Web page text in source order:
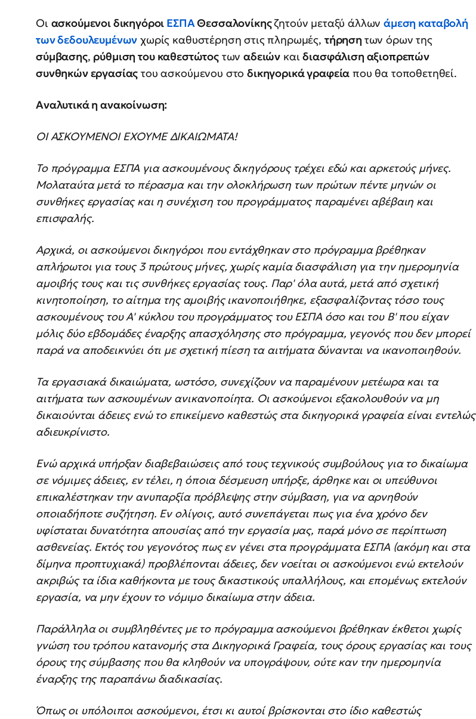
Οι ασκούμενοι δικηγόροι ΕΣΠΑΘεσσαλονίκηςζητούν μεταξύ άλλωνάμεση καταβολή
των δεδουλευμένων χωρίς καθυστέρηση στις πληρωμές, τήρηση των όρων της
σύμβασης, ρύθμιση του καθεστώτοςτωναδειών καιδιασφάλιση αξιοπρεπών
συνθηκών εργασίας του ασκούμενου στοδικηγορικά γραφεία που θα τοποθετηθεί.
Αναλυτικά η ανακοίνωση:
ΟΙ ΑΣΚΟΥΜΕΝΟΙ ΕΧΟΥΜΕ ΔΙΚΑΙΩΜΑΤΑ!
Το πρόγραμμα ΕΣΠΑ για ασκουμένους δικηγόρους τρέχει εδώ και αρκετούς μήνες.
Μολαταύτα μετά το πέρασμα και την ολοκλήρωση των πρώτων πέντε μηνών οι
συνθήκες εργασίας και η συνέχιση του προγράμματος παραμένει αβέβαιη και
επισφαλής.
Αρχικά, οι ασκούμενοι δικηγόροι που εντάχθηκαν στο πρόγραμμα βρέθηκαν
απλήρωτοι για τους 3 πρώτους μήνες, χωρίς καμία διασφάλιση για την ημερομηνία
αμοιβής τους και τις συνθήκες εργασίας τους. Παρ' όλα αυτά, μετά από σχετική
κινητοποίηση, το αίτημα της αμοιβής ικανοποιήθηκε, εξασφαλίζοντας τόσο τους
ασκουμένους του Α' κύκλου του προγράμματος του ΕΣΠΑ όσο και του Β' που είχαν
μόλις δύο εβδομάδες έναρξης απασχόλησης στο πρόγραμμα, γεγονός που δεν μπορεί
παρά να αποδεικνύει ότι με σχετική πίεση τα αιτήματα δύνανται να ικανοποιηθούν.
Τα εργασιακά δικαιώματα, ωστόσο, συνεχίζουν να παραμένουν μετέωρα και τα
αιτήματα των ασκουμένων ανικανοποίητα. Οι ασκούμενοι εξακολουθούν να μη
δικαιούνται άδειες ενώ το επικείμενο καθεστώς στα δικηγορικά γραφεία είναι εντελώς
αδιευκρίνιστο.
Ενώ αρχικά υπήρξαν διαβεβαιώσεις από τους τεχνικούς συμβούλους για το δικαίωμα
σε νόμιμες άδειες, εν τέλει, η όποια δέσμευση υπήρξε, άρθηκε και οι υπεύθυνοι
επικαλέστηκαν την ανυπαρξία πρόβλεψης στην σύμβαση, για να αρνηθούν
οποιαδήποτε συζήτηση. Εν ολίγοις, αυτό συνεπάγεται πως για ένα χρόνο δεν
υφίσταται δυνατότητα απουσίας από την εργασία μας, παρά μόνο σε περίπτωση
ασθενείας. Εκτός του γεγονότος πως εν γένει στα προγράμματα ΕΣΠΑ (ακόμη και στα
δίμηνα προπτυχιακά) προβλέπονται άδειες, δεν νοείται οι ασκούμενοι ενώ εκτελούν
ακριβώς τα ίδια καθήκοντα με τους δικαστικούς υπαλλήλους, και επομένως εκτελούν
εργασία, να μην έχουν το νόμιμο δικαίωμα στην άδεια.
Παράλληλα οι συμβληθέντες με το πρόγραμμα ασκούμενοι βρέθηκαν έκθετοι χωρίς
γνώση του τρόπου κατανομής στα Δικηγορικά Γραφεία, τους όρους εργασίας και τους
όρους της σύμβασης που θα κληθούν να υπογράψουν, ούτε καν την ημερομηνία
έναρξης της παραπάνω διαδικασίας.
Όπως οι υπόλοιποι ασκούμενοι, έτσι κι αυτοί βρίσκονται στο ίδιο καθεστώς